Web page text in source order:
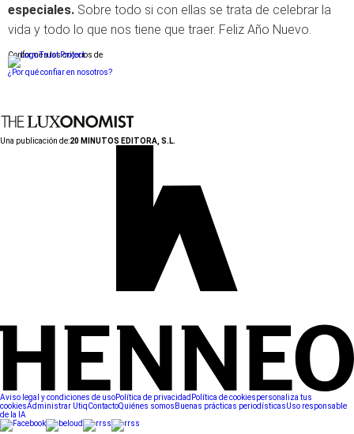
especiales. Sobre todo si con ellas se trata de celebrar la
vida y todo lo que nos tiene que traer. Feliz Año Nuevo.
Conforme a los criterios de
¿Por qué confiar en nosotros?
Una publicación de:20 MINUTOS EDITORA, S.L.
Aviso legal y condiciones de usoPolítica de privacidad Política de cookiespersonaliza tus
cookiesAdministrar UtiqContactoQuiénes somos Buenas prácticas periodísticasUso responsable
de la IA